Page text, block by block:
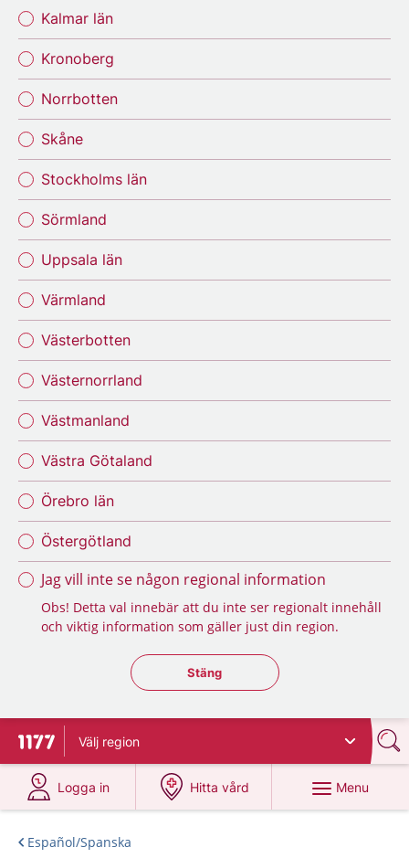
Kalmar län
Kronoberg
Norrbotten
Skåne
Stockholms län
Sörmland
Uppsala län
Värmland
Västerbotten
Västernorrland
Västmanland
Västra Götaland
Örebro län
Östergötland
Jag vill inte se någon regional information
Obs! Detta val innebär att du inte ser regionalt innehåll
och viktig information som gäller just din region.
Stäng regionsväljaren
Stäng
To start page for 1177
Välj region
Logga in
at 1177.se
Hitta vård
at 1177.se
Menu
Español/Spanska